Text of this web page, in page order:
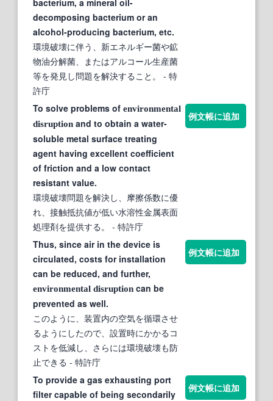
decomposing bacterium or an
alcohol-producing bacterium, etc.
環境破壊に伴う、新エネルギー菌や鉱
物油分解菌、またはアルコール生産菌
等を発見し問題を解決すること。
- 特
許庁
To solve problems of environmental
disruption and to obtain a water-
soluble metal surface treating
agent having excellent coefficient
of friction and a low contact
resistant value.
環境破壊問題を解決し、摩擦係数に優
れ、接触抵抗値が低い水溶性金属表面
処理剤を提供する。
- 特許庁
例文帳に追加
Thus, since air in the device is
circulated, costs for installation
can be reduced, and further,
environmental disruption can be
prevented as well.
このように、装置内の空気を循環させ
るようにしたので、設置時にかかるコ
ストを低減し、さらには環境破壊も防
止できる - 特許庁
例文帳に追加
To provide a gas exhausting port
filter capable of being secondarily
例文帳に追加